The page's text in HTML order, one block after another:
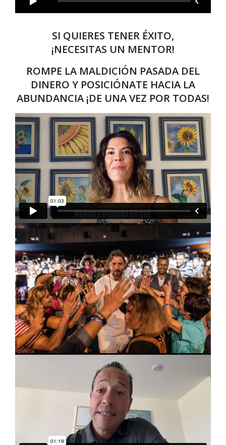
SI QUIERES TENER ÉXITO,
¡NECESITAS UN MENTOR!
ROMPE LA MALDICIÓN PASADA DEL
DINERO Y POSICIÓNATE HACIA LA
ABUNDANCIA ¡DE UNA VEZ POR TODAS!